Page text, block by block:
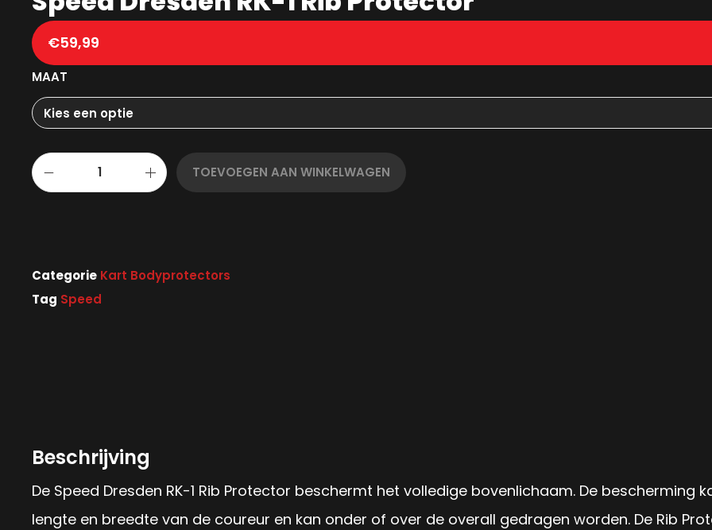
€59,99
MAAT
TOEVOEGEN AAN WINKELWAGEN
Categorie Kart Bodyprotectors
Tag Speed
Beschrijving
De Speed Dresden RK-1 Rib Protector beschermt het volledige bovenlichaam. De
lengte en breedte van de coureur en kan onder of over de overall gedragen worden. De Rib